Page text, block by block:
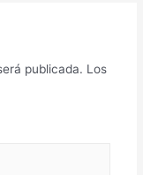
publicada. Los